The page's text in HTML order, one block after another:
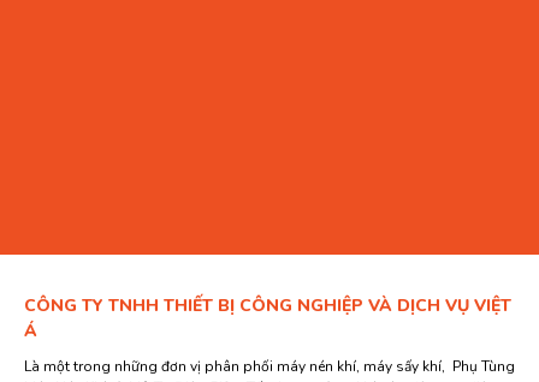
CÔNG TY TNHH THIẾT BỊ CÔNG NGHIỆP VÀ DỊCH VỤ VIỆT
Á
Là một trong những đơn vị phân phối máy nén khí, máy sấy khí, Phụ Tùng